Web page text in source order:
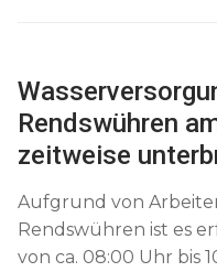
Rendswühren
zeitweise
Aufgrund von
Rendswühren ist es
von ca. 08:00 Uhr bis